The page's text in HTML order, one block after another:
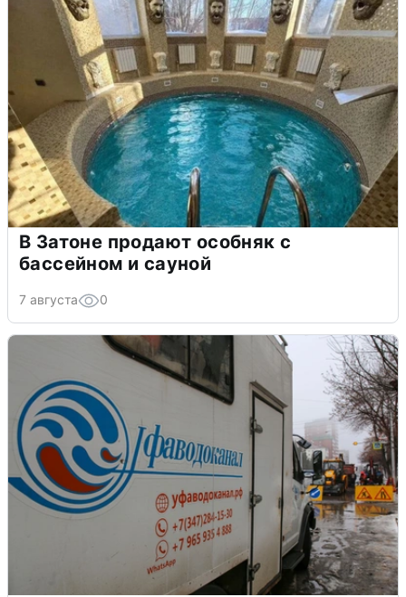
В Затоне продают особняк с
бассейном и сауной
7 августа 0